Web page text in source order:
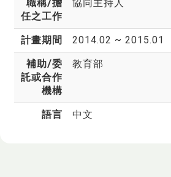
職稱/擔
任之工作
協同主持人
計畫期間 2014.02 ~ 2015.01
補助/委
託或合作
機構
教育部
語言 中文